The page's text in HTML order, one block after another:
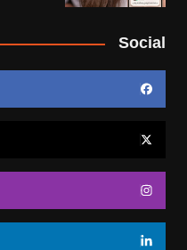
Social